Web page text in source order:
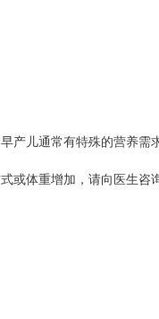
产儿通常有特殊的营养需
或体重增加，请向医生咨